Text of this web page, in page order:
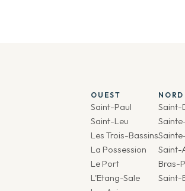
OUEST
Saint-Paul
Saint-Leu
Les Trois-Bassins
La Possession
Le Port
L'Etang-Sale
Saint-
Saint-
Bras-
Saint-